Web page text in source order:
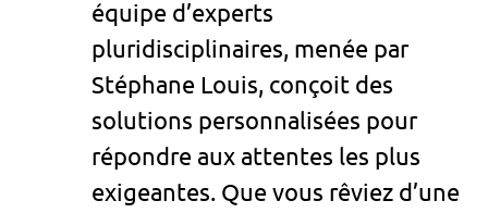
équipe d’experts
pluridisciplinaires, menée par
Stéphane Louis, conçoit des
solutions personnalisées pour
répondre aux attentes les plus
exigeantes. Que vous rêviez d’une